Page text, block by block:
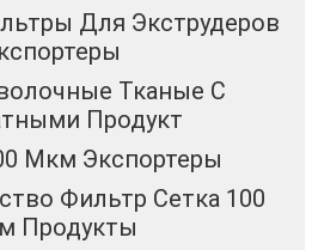
Для Экструдеров
Тканые С
Продукт
Мкм Экспортеры
Фильтр Сетка 100
Продукты